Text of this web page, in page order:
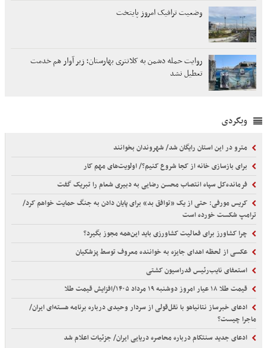
وضعیت ترافیک امروز پایتخت
روایت حمله دشمن به کلانتری بهارستان؛ زیر آوار هم خدمت
تعطیل نشد
وبگردی
مترو در این استان رایگان شد/ شهروندان بخوانند
برای بازسازی خانه از کجا شروع کنیم؟/ اولویت‌های مهم کار
فرمانده‌کل سپاه انتصاب محسن رضایی به دبیری شعام را تبریک گفت
کریس مورفی: حتی از یک «توافق بد» برای پایان دادن به جنگ حمایت خواهم کرد/
ترامپ شکست خورده است
چرا کشاورز برای فعالیت کشاورزی باید این‌همه مجوز بگیرد؟
عکسی از لحظه اهدای جایزه به خواننده معروف توسط پزشکیان
استعفای نایب‌رئیس فدراسیون کشتی
قیمت طلا ۱۸ عیار امروز دوشنبه ۱۹ مرداد ۱۴۰۵/افزایش قیمت طلا
ادعای خبرساز نتانیاهو با نقل‌قولی از سردار وحیدی درباره برنامه هسته‌ای ایران/
ماجرا چیست؟
ادعای جدید سنتکام درباره محاصره دریایی ایران/ جزئیات اعلام شد